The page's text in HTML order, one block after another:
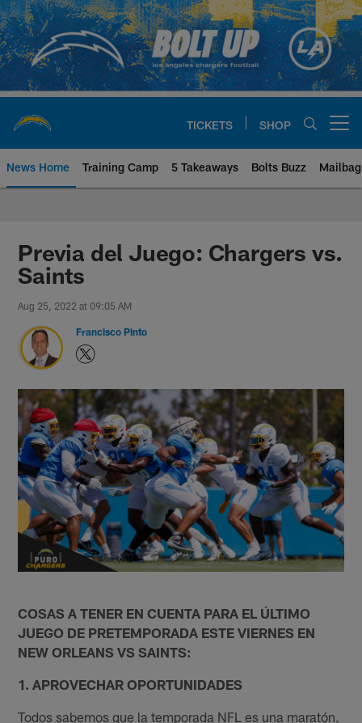
Skip
to
main
content
TICKETS SHOP
News Home Training Camp 5 Takeaways Bolts Buzz Mailbag
Chargers Official Site | Los
Previa del Juego: Chargers vs.
Saints
Aug 25, 2022 at 09:05 AM
Francisco Pinto
COSAS A TENER EN CUENTA PARA EL ÚLTIMO
JUEGO DE PRETEMPORADA ESTE VIERNES EN
NEW ORLEANS VS SAINTS:
1. APROVECHAR OPORTUNIDADES
Todos sabemos que la temporada NFL es una maratón.